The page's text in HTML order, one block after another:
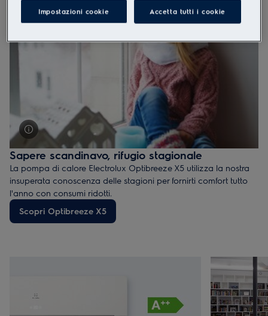
Sapere scandinavo, rifugio stagionale
La pompa di calore Electrolux Optibreeze X5 utilizza la nostra
insuperata conoscenza delle stagioni per fornirti comfort tutto
l'anno con consumi ridotti.
Scopri Optibreeze X5
Impostazioni cookie Accetta tutti i cookie